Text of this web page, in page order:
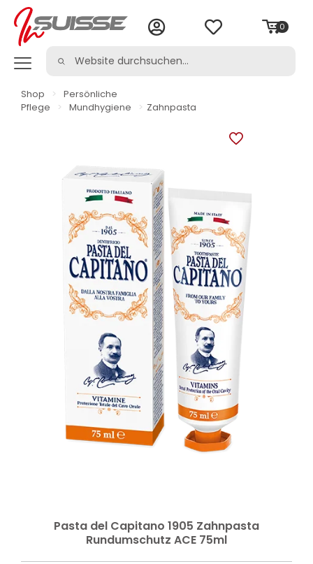
0
Shop >
Persönliche
Pflege
> Mundhygiene > Zahnpasta
Pasta del Capitano 1905 Zahnpasta
Rundumschutz ACE 75ml